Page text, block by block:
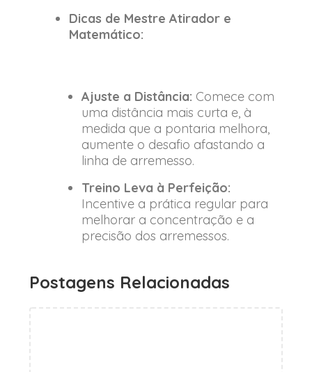
Dicas de Mestre Atirador e
Matemático:
Ajuste a Distância: Comece com
uma distância mais curta e, à
medida que a pontaria melhora,
aumente o desafio afastando a
linha de arremesso.
Treino Leva à Perfeição:
Incentive a prática regular para
melhorar a concentração e a
precisão dos arremessos.
Postagens Relacionadas